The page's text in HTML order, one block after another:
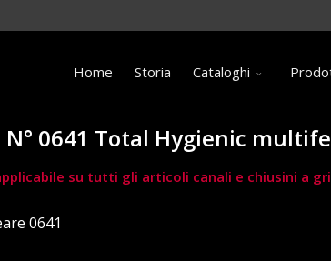
Home Storia Cataloghi
0641 Total Hygienic
su tutti gli articoli canali e chiusini a
0641